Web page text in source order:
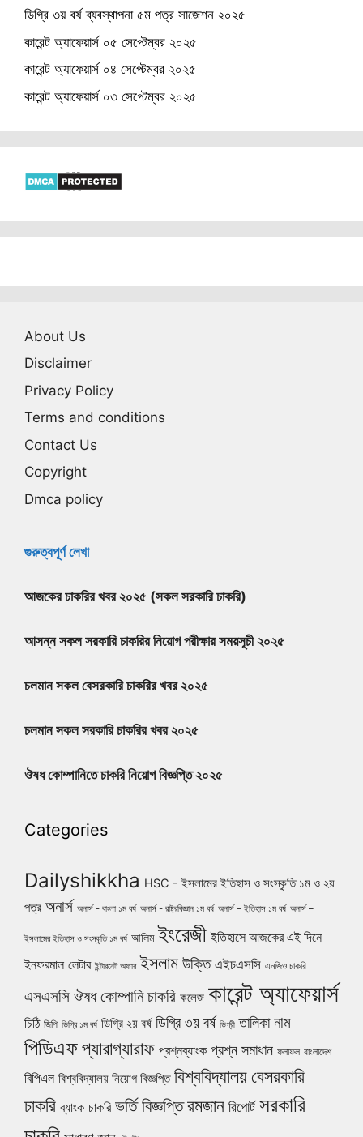
ডিগ্রি ৩য় বর্ষ ব্যবস্থাপনা ৫ম পত্র সাজেশন ২০২৫
কারেন্ট অ্যাফেয়ার্স ০৫ সেপ্টেম্বর ২০২৫
কারেন্ট অ্যাফেয়ার্স ০৪ সেপ্টেম্বর ২০২৫
কারেন্ট অ্যাফেয়ার্স ০৩ সেপ্টেম্বর ২০২৫
About Us
Disclaimer
Privacy Policy
Terms and conditions
Contact Us
Copyright
Dmca policy
গুরুত্বপূর্ণ লেখা
আজকের চাকরির খবর ২০২৫ (সকল সরকারি চাকরি)
আসন্ন সকল সরকারি চাকরির নিয়োগ পরীক্ষার সময়সূচী ২০২৫
চলমান সকল বেসরকারি চাকরির খবর ২০২৫
চলমান সকল সরকারি চাকরির খবর ২০২৫
ঔষধ কোম্পানিতে চাকরি নিয়োগ বিজ্ঞপ্তি ২০২৫
Categories
Dailyshikkha HSC - ইসলামের ইতিহাস ও সংস্কৃতি ১ম ও ২য়
পত্র অনার্স অনার্স - বাংলা ১ম বর্ষ অনার্স - রাষ্ট্রবিজ্ঞান ১ম বর্ষ অনার্স – ইতিহাস ১ম বর্ষ অনার্স –
ইসলামের ইতিহাস ও সংস্কৃতি ১ম বর্ষ আলিম ইংরেজী ইতিহাসে আজকের এই দিনে
ইনফরমাল লেটার ইন্টারনেট অফার ইসলাম উক্তি এইচএসসি এনজিও চাকরি
এসএসসি ঔষধ কোম্পানি চাকরি কলেজ কারেন্ট অ্যাফেয়ার্স
চিঠি জিপি ডিগ্রি ১ম বর্ষ ডিগ্রি ২য় বর্ষ ডিগ্রি ৩য় বর্ষ ডিগ্রী তালিকা নাম
পিডিএফপ্যারাগ্যারাফ প্রশ্নব্যাংক প্রশ্ন সমাধান ফলাফল বাংলাদেশ
বিপিএল বিশ্ববিদ্যালয় নিয়োগ বিজ্ঞপ্তি বিশ্ববিদ্যালয়বেসরকারি
চাকরি ব্যাংক চাকরি ভর্তি বিজ্ঞপ্তিরমজান রিপোর্ট সরকারি